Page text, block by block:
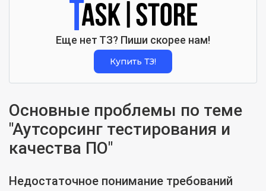
Еще нет ТЗ? Пиши скорее нам!
Купить ТЗ!
Основные проблемы по теме
"Аутсорсинг тестирования и
качества ПО"
Недостаточное понимание требований